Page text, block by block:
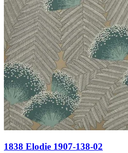
1838 Elodie 1907-138-02